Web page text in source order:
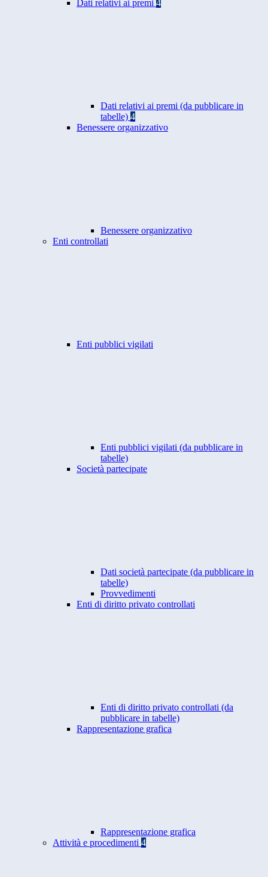
Dati relativi ai premi 4
Dati relativi ai premi (da pubblicare in
tabelle) 4
Benessere organizzativo
Benessere organizzativo
Enti controllati
Enti pubblici vigilati
Enti pubblici vigilati (da pubblicare in
tabelle)
Società partecipate
Dati società partecipate (da pubblicare in
tabelle)
Provvedimenti
Enti di diritto privato controllati
Enti di diritto privato controllati (da
pubblicare in tabelle)
Rappresentazione grafica
Rappresentazione grafica
Attività e procedimenti 4